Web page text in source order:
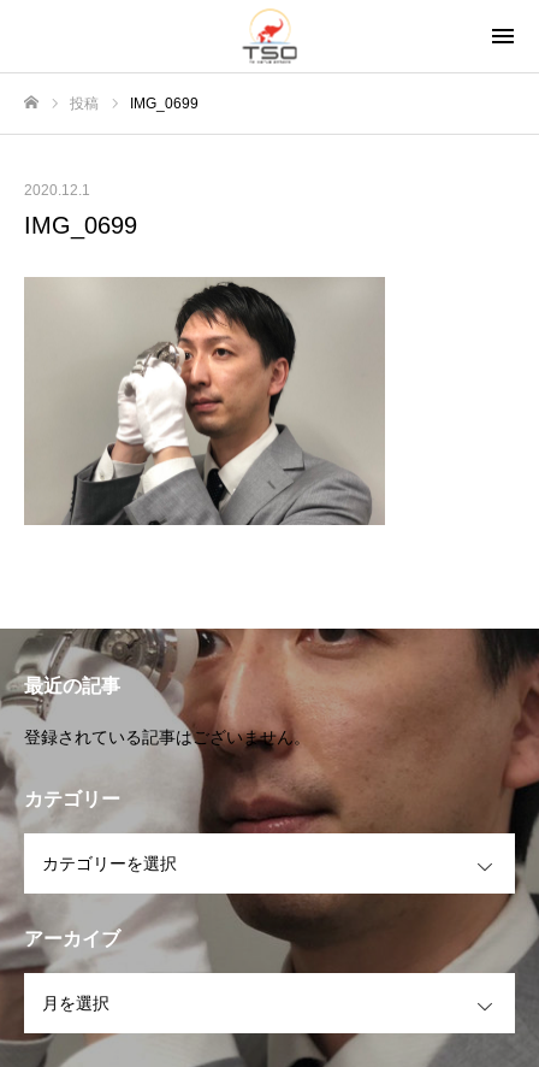
投稿 IMG_0699
2020.12.1
IMG_0699
最近の記事
登録されている記事はございません。
カテゴリー
アーカイブ